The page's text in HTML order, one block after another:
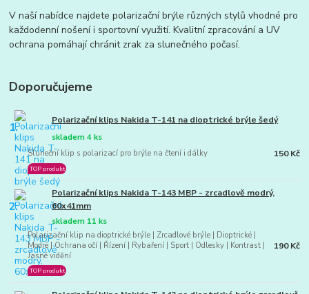
V naší nabídce najdete polarizační brýle různých stylů vhodné pro
každodenní nošení i sportovní využití. Kvalitní zpracování a UV
ochrana pomáhají chránit zrak za slunečného počasí.
Doporučujeme
1. Polarizační klips Nakida T-141 na dioptrické brýle šedý
Sluneční klip s polarizací pro brýle na čtení i dálky
skladem 4 ks
TOP produkt
150 Kč
2.
Polarizační klips Nakida T-143 MBP - zrcadlově modrý,
60x41mm
Polarizační klip na dioptrické brýle | Zrcadlové brýle | Dioptrické |
Modré | Ochrana očí | Řízení | Rybaření | Sport | Odlesky | Kontrast |
Jasné vidění
skladem 11 ks
TOP produkt
190 Kč